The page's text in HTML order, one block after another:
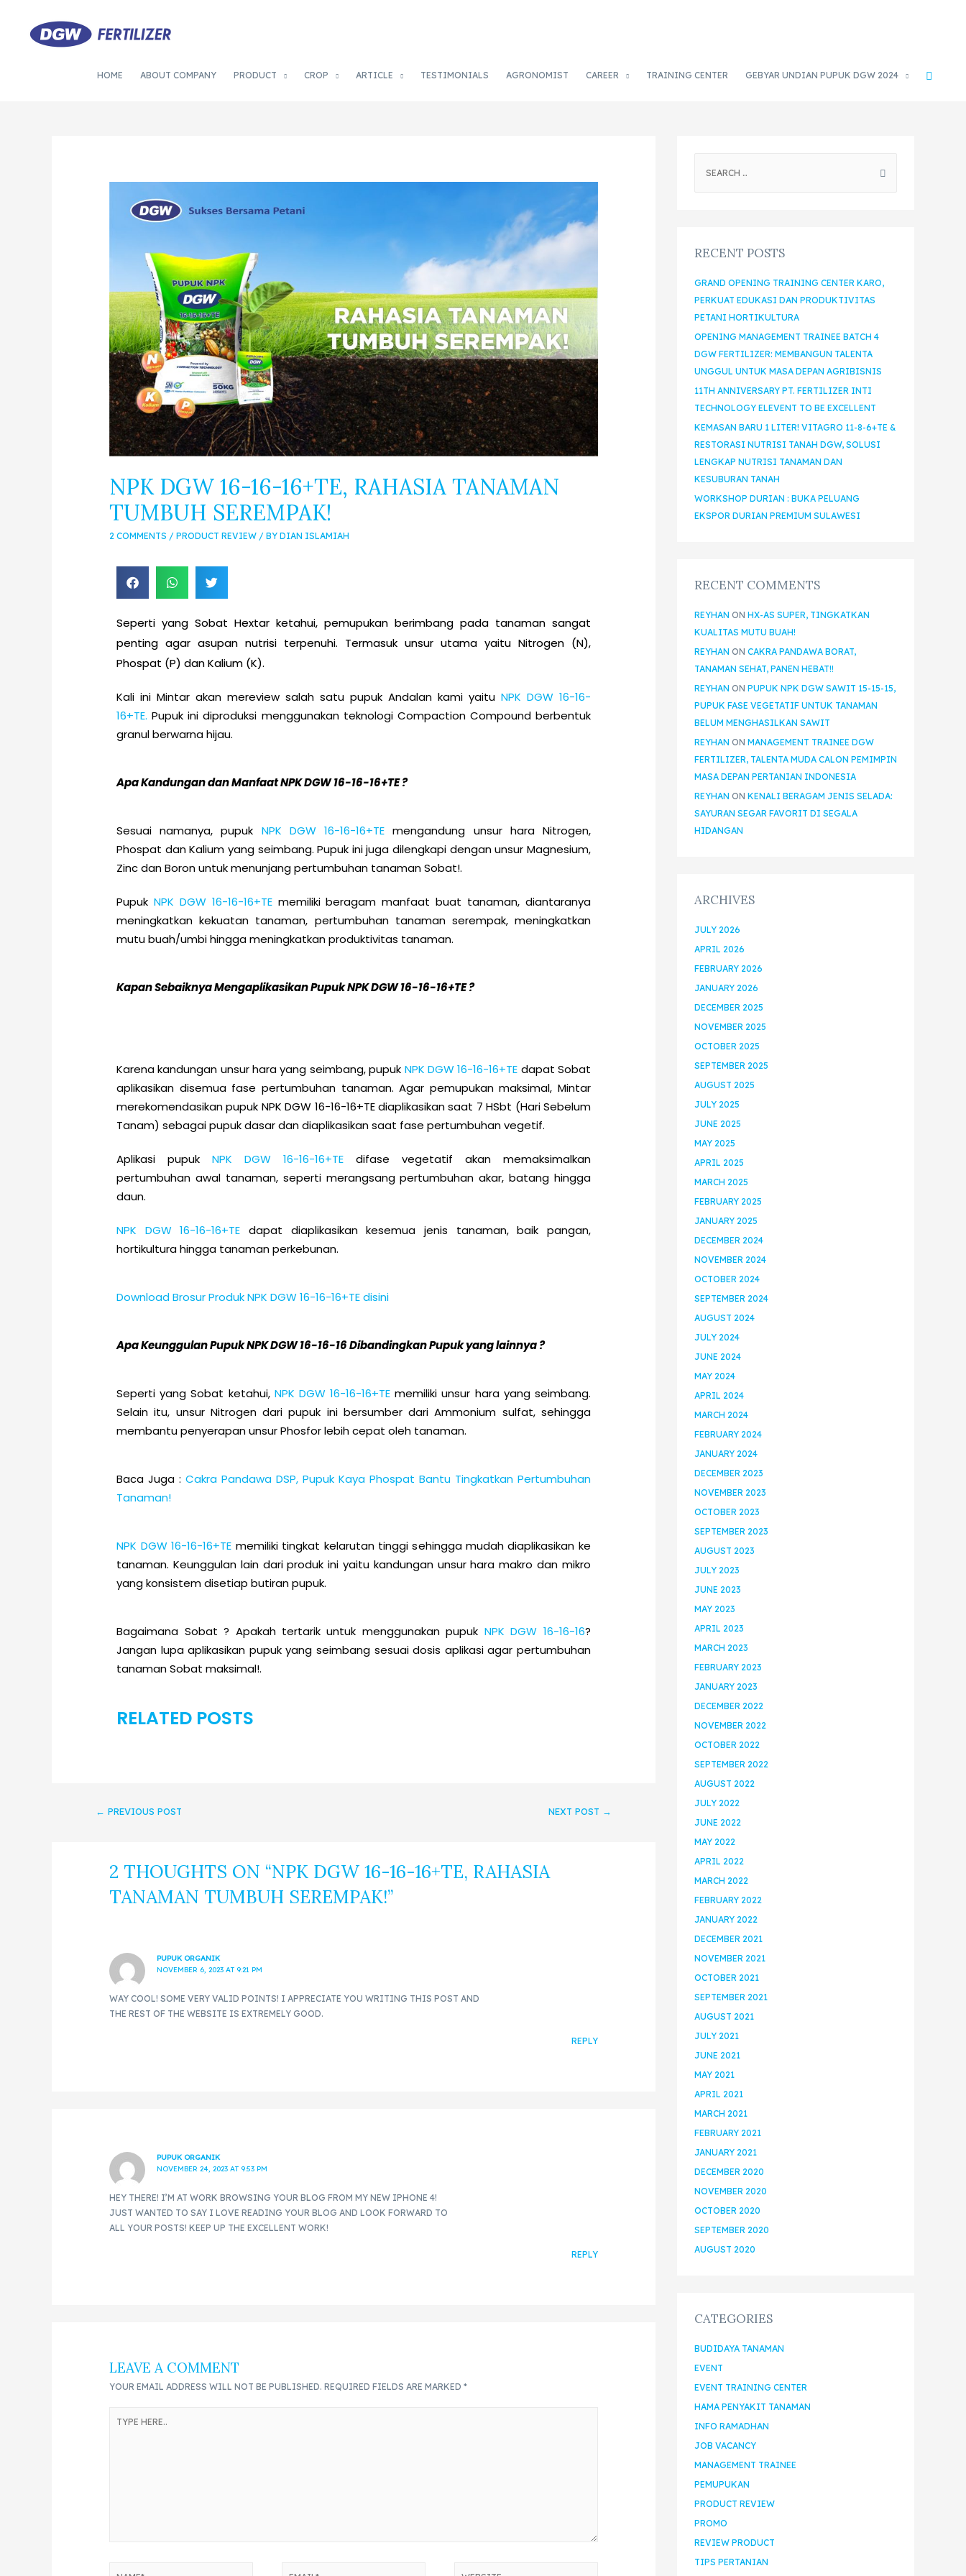
HOME ABOUT COMPANY PRODUCT CROP ARTICLE TESTIMONIALS AGRONOMIST CAREER TRAINING CENTER GEBYAR UNDIAN PUPUK DGW 2024
NPK DGW 16-16-16+TE, RAHASIA TANAMAN
TUMBUH SEREMPAK!
2 COMMENTS /PRODUCT REVIEW / BYDIAN ISLAMIAH
Seperti yang Sobat Hextar ketahui, pemupukan berimbang pada tanaman sangat
penting agar asupan nutrisi terpenuhi. Termasuk unsur utama yaitu Nitrogen (N),
Phospat (P) dan Kalium (K).
Kali ini Mintar akan mereview salah satu pupuk Andalan kami yaitu NPK DGW 16-16-
16+TE. Pupuk ini diproduksi menggunakan teknologi Compaction Compound berbentuk
granul berwarna hijau.
Apa Kandungan dan Manfaat NPK DGW 16-16-16+TE ?
Sesuai namanya, pupuk NPK DGW 16-16-16+TEmengandung unsur hara Nitrogen,
Phospat dan Kalium yang seimbang. Pupuk ini juga dilengkapi dengan unsur Magnesium,
Zinc dan Boron untuk menunjang pertumbuhan tanaman Sobat!.
Pupuk NPK DGW 16-16-16+TEmemiliki beragam manfaat buat tanaman, diantaranya
meningkatkan kekuatan tanaman, pertumbuhan tanaman serempak, meningkatkan
mutu buah/umbi hingga meningkatkan produktivitas tanaman.
Kapan Sebaiknya Mengaplikasikan Pupuk NPK DGW 16-16-16+TE ?
Karena kandungan unsur hara yang seimbang, pupuk NPK DGW 16-16-16+TE dapat Sobat
aplikasikan disemua fase pertumbuhan tanaman. Agar pemupukan maksimal, Mintar
merekomendasikan pupuk NPK DGW 16-16-16+TE diaplikasikan saat 7 HSbt (Hari Sebelum
Tanam) sebagai pupuk dasar dan diaplikasikan saat fase pertumbuhan vegetif.
Aplikasi pupukNPK DGW 16-16-16+TE difase vegetatif akan memaksimalkan
pertumbuhan awal tanaman, seperti merangsang pertumbuhan akar, batang hingga
daun.
NPK DGW 16-16-16+TE dapat diaplikasikan kesemua jenis tanaman, baik pangan,
hortikultura hingga tanaman perkebunan.
Download Brosur Produk NPK DGW 16-16-16+TE disini
Apa Keunggulan Pupuk NPK DGW 16-16-16 Dibandingkan Pupuk yang lainnya ?
Seperti yang Sobat ketahui, NPK DGW 16-16-16+TE memiliki unsur hara yang seimbang.
Selain itu, unsur Nitrogen dari pupuk ini bersumber dari Ammonium sulfat, sehingga
membantu penyerapan unsur Phosfor lebih cepat oleh tanaman.
Baca Juga :Cakra Pandawa DSP, Pupuk Kaya Phospat Bantu Tingkatkan Pertumbuhan
Tanaman!
NPK DGW 16-16-16+TE memiliki tingkat kelarutan tinggi sehingga mudah diaplikasikan ke
tanaman. Keunggulan lain dari produk ini yaitu kandungan unsur hara makro dan mikro
yang konsistem disetiap butiran pupuk.
Bagaimana Sobat ? Apakah tertarik untuk menggunakan pupuk NPK DGW 16-16-16?
Jangan lupa aplikasikan pupuk yang seimbang sesuai dosis aplikasi agar pertumbuhan
tanaman Sobat maksimal!.
RELATED POSTS
← PREVIOUS POST NEXT POST →
2 THOUGHTS ON “NPK DGW 16-16-16+TE, RAHASIA
TANAMAN TUMBUH SEREMPAK!”
PUPUK ORGANIK
NOVEMBER 6, 2023 AT 9:21 PM
WAY COOL! SOME VERY VALID POINTS! I APPRECIATE YOU WRITING THIS POST AND
THE REST OF THE WEBSITE IS EXTREMELY GOOD.
REPLY
PUPUK ORGANIK
NOVEMBER 24, 2023 AT 9:53 PM
HEY THERE! I’M AT WORK BROWSING YOUR BLOG FROM MY NEW IPHONE 4!
JUST WANTED TO SAY I LOVE READING YOUR BLOG AND LOOK FORWARD TO
ALL YOUR POSTS! KEEP UP THE EXCELLENT WORK!
REPLY
LEAVE A COMMENT
YOUR EMAIL ADDRESS WILL NOT BE PUBLISHED. REQUIRED FIELDS ARE MARKED*
RECENT POSTS
GRAND OPENING TRAINING CENTER KARO,
PERKUAT EDUKASI DAN PRODUKTIVITAS
PETANI HORTIKULTURA
OPENING MANAGEMENT TRAINEE BATCH 4
DGW FERTILIZER: MEMBANGUN TALENTA
UNGGUL UNTUK MASA DEPAN AGRIBISNIS
11TH ANNIVERSARY PT. FERTILIZER INTI
TECHNOLOGY ELEVENT TO BE EXCELLENT
KEMASAN BARU 1 LITER! VITAGRO 11-8-6+TE &
RESTORASI NUTRISI TANAH DGW, SOLUSI
LENGKAP NUTRISI TANAMAN DAN
KESUBURAN TANAH
WORKSHOP DURIAN : BUKA PELUANG
EKSPOR DURIAN PREMIUM SULAWESI
RECENT COMMENTS
REYHAN ON HX-AS SUPER, TINGKATKAN
KUALITAS MUTU BUAH!
REYHAN ON CAKRA PANDAWA BORAT,
TANAMAN SEHAT, PANEN HEBAT!!
REYHAN ON PUPUK NPK DGW SAWIT 15-15-15,
PUPUK FASE VEGETATIF UNTUK TANAMAN
BELUM MENGHASILKAN SAWIT
REYHAN ON MANAGEMENT TRAINEE DGW
FERTILIZER, TALENTA MUDA CALON PEMIMPIN
MASA DEPAN PERTANIAN INDONESIA
REYHAN ON KENALI BERAGAM JENIS SELADA:
SAYURAN SEGAR FAVORIT DI SEGALA
HIDANGAN
ARCHIVES
JULY 2026
APRIL 2026
FEBRUARY 2026
JANUARY 2026
DECEMBER 2025
NOVEMBER 2025
OCTOBER 2025
SEPTEMBER 2025
AUGUST 2025
JULY 2025
JUNE 2025
MAY 2025
APRIL 2025
MARCH 2025
FEBRUARY 2025
JANUARY 2025
DECEMBER 2024
NOVEMBER 2024
OCTOBER 2024
SEPTEMBER 2024
AUGUST 2024
JULY 2024
JUNE 2024
MAY 2024
APRIL 2024
MARCH 2024
FEBRUARY 2024
JANUARY 2024
DECEMBER 2023
NOVEMBER 2023
OCTOBER 2023
SEPTEMBER 2023
AUGUST 2023
JULY 2023
JUNE 2023
MAY 2023
APRIL 2023
MARCH 2023
FEBRUARY 2023
JANUARY 2023
DECEMBER 2022
NOVEMBER 2022
OCTOBER 2022
SEPTEMBER 2022
AUGUST 2022
JULY 2022
JUNE 2022
MAY 2022
APRIL 2022
MARCH 2022
FEBRUARY 2022
JANUARY 2022
DECEMBER 2021
NOVEMBER 2021
OCTOBER 2021
SEPTEMBER 2021
AUGUST 2021
JULY 2021
JUNE 2021
MAY 2021
APRIL 2021
MARCH 2021
FEBRUARY 2021
JANUARY 2021
DECEMBER 2020
NOVEMBER 2020
OCTOBER 2020
SEPTEMBER 2020
AUGUST 2020
CATEGORIES
BUDIDAYA TANAMAN
EVENT
EVENT TRAINING CENTER
HAMA PENYAKIT TANAMAN
INFO RAMADHAN
JOB VACANCY
MANAGEMENT TRAINEE
PEMUPUKAN
PRODUCT REVIEW
PROMO
REVIEW PRODUCT
TIPS PERTANIAN